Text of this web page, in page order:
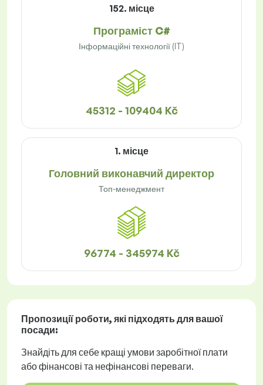
152. місце
Програміст C#
Інформаційні технології (IT)
45312 - 109404 Kč
1. місце
Головний виконавчий директор
Топ-менеджмент
96774 - 345974 Kč
Пропозиції роботи, які підходять для вашої
посади:
Знайдіть для себе кращі умови заробітної плати
або фінансові та нефінансові переваги.